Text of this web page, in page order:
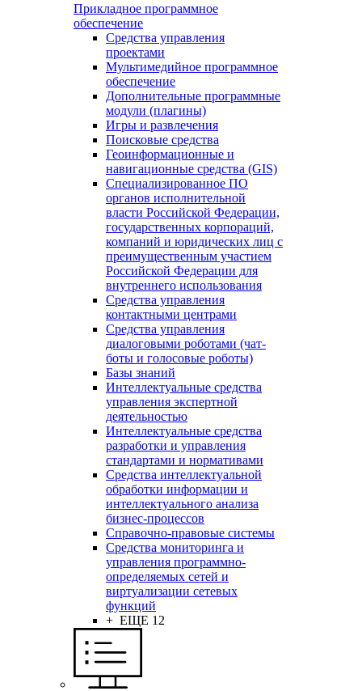
Прикладное программное
обеспечение
Средства управления
проектами
Мультимедийное программное
обеспечение
Дополнительные программные
модули (плагины)
Игры и развлечения
Поисковые средства
Геоинформационные и
навигационные средства (GIS)
Специализированное ПО
органов исполнительной
власти Российской Федерации,
государственных корпораций,
компаний и юридических лиц с
преимущественным участием
Российской Федерации для
внутреннего использования
Средства управления
контактными центрами
Средства управления
диалоговыми роботами (чат-
боты и голосовые роботы)
Базы знаний
Интеллектуальные средства
управления экспертной
деятельностью
Интеллектуальные средства
разработки и управления
стандартами и нормативами
Средства интеллектуальной
обработки информации и
интеллектуального анализа
бизнес-процессов
Справочно-правовые системы
Средства мониторинга и
управления программно-
определяемых сетей и
виртуализации сетевых
функций
+ ЕЩЕ 12